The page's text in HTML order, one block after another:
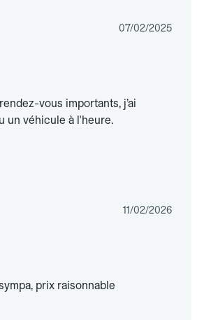
07/02/2025
vous importants, j’ai
un véhicule à l'heure.
11/02/2026
prix raisonnable